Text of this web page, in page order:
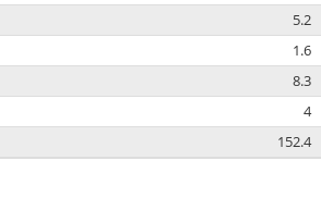
5.2
1.6
8.3
4
152.4